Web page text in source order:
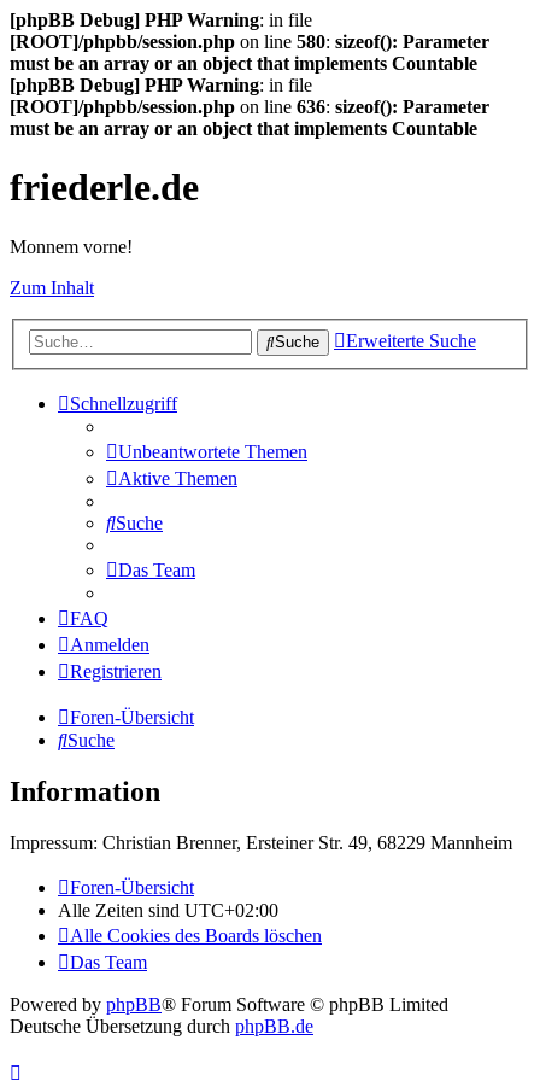
[phpBB Debug] PHP Warning: in file
[ROOT]/phpbb/session.php on line 580: sizeof(): Parameter
must be an array or an object that implements Countable
[phpBB Debug] PHP Warning: in file
[ROOT]/phpbb/session.php on line 636: sizeof(): Parameter
must be an array or an object that implements Countable
friederle.de
Monnem vorne!
Zum Inhalt
Suche Erweiterte Suche
Schnellzugriff
Unbeantwortete Themen
Aktive Themen
Suche
Das Team
FAQ
Anmelden
Registrieren
Foren-Übersicht
Suche
Information
Impressum: Christian Brenner, Ersteiner Str. 49, 68229 Mannheim
Foren-Übersicht
Alle Zeiten sind UTC+02:00
Alle Cookies des Boards löschen
Das Team
Powered by phpBB® Forum Software © phpBB Limited
Deutsche Übersetzung durch phpBB.de